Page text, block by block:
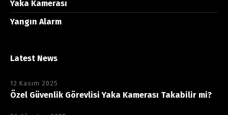
Yaka Kamerası
Yangın Alarm
Latest News
12 Kasım 2025
Özel Güvenlik Görevlisi Yaka Kamerası Takabilir mi?